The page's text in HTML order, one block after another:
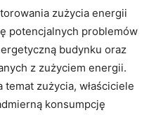
‍zużycia⁢ energii⁤
potencjalnych problemów
budynku oraz
z zużyciem energii.
zużycia, właściciele⁢
konsumpcję